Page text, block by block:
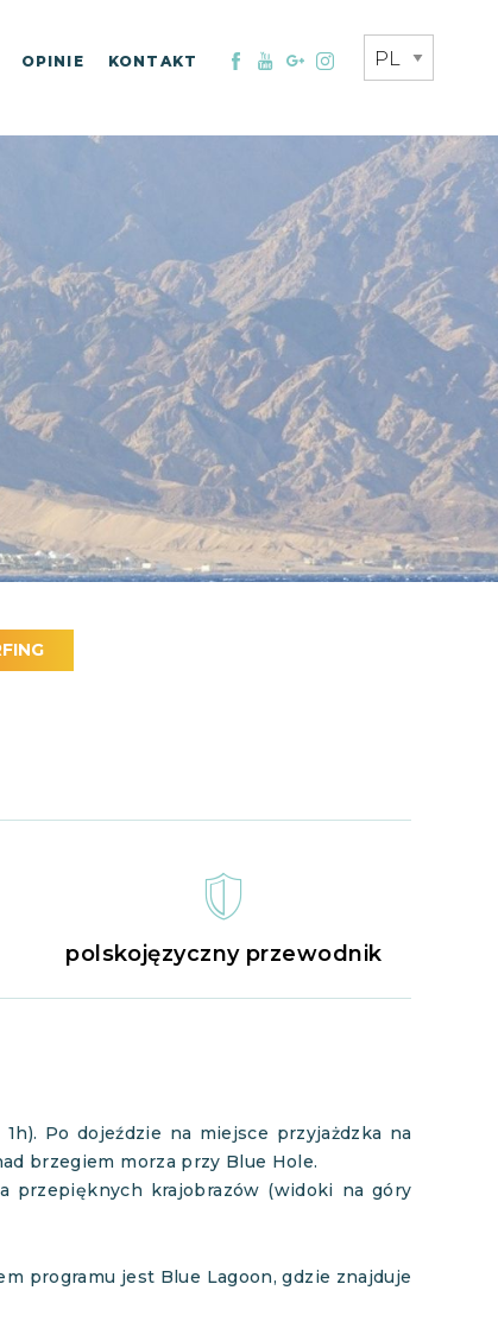
OPINIE KONTAKT
polskojęzyczny przewodnik
Po dojeździe na miejsce przyjażdzka na
brzegiem morza przy Blue Hole.
przepięknych krajobrazów (widoki na góry
programu jest Blue Lagoon, gdzie znajduje